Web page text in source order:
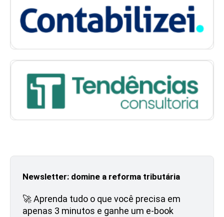
Newsletter: domine a reforma tributária
🚀 Aprenda tudo o que você precisa em
apenas 3 minutos e ganhe um e-book